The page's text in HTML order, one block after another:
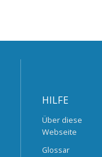
HILFE
Über diese
Webseite
Glossar